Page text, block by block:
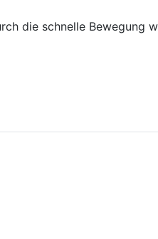
die schnelle Bewegung